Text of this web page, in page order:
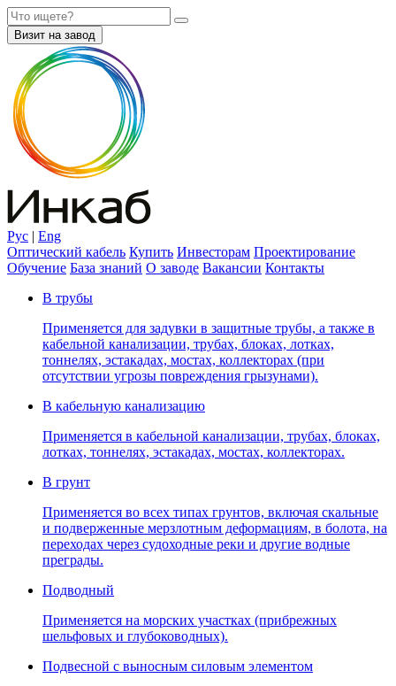
Визит на завод
Рус | Eng
Оптический кабель Купить Инвесторам Проектирование
Обучение База знаний О заводе Вакансии Контакты
В трубы
Применяется для задувки в защитные трубы, а также в
кабельной канализации, трубах, блоках, лотках,
тоннелях, эстакадах, мостах, коллекторах (при
отсутствии угрозы повреждения грызунами).
В кабельную канализацию
Применяется в кабельной канализации, трубах, блоках,
лотках, тоннелях, эстакадах, мостах, коллекторах.
В грунт
Применяется во всех типах грунтов, включая скальные
и подверженные мерзлотным деформациям, в болота, на
переходах через судоходные реки и другие водные
преграды.
Подводный
Применяется на морских участках (прибрежных
шельфовых и глубоководных).
Подвесной с выносным силовым элементом